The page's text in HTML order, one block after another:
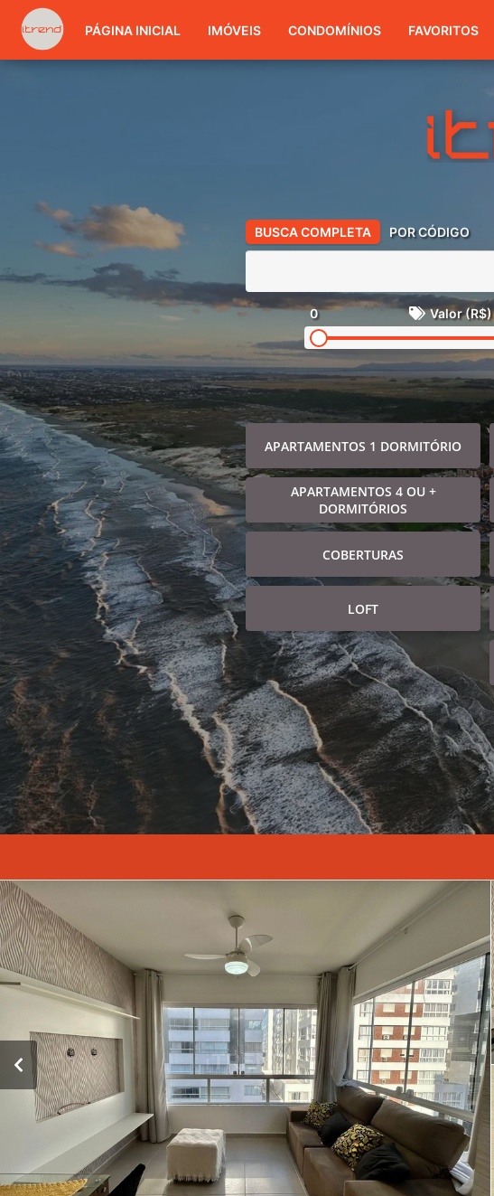
PÁGINA INICIAL IMÓVEIS CONDOMÍNIOS FAVORITOS
BUSCA COMPLETA POR CÓDIGO
0 Valor (R$)
APARTAMENTOS 1 DORMITÓRIO
APARTAMENTOS 4 OU +
DORMITÓRIOS
COBERTURAS
LOFT